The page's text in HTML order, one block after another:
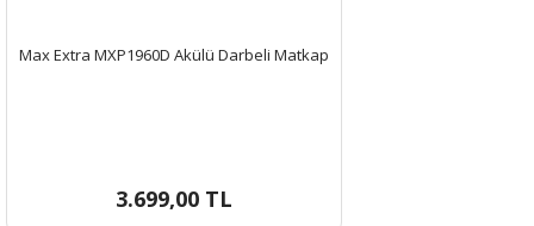
Max Extra MXP1960D Akülü Darbeli Matkap
3.699,00 TL